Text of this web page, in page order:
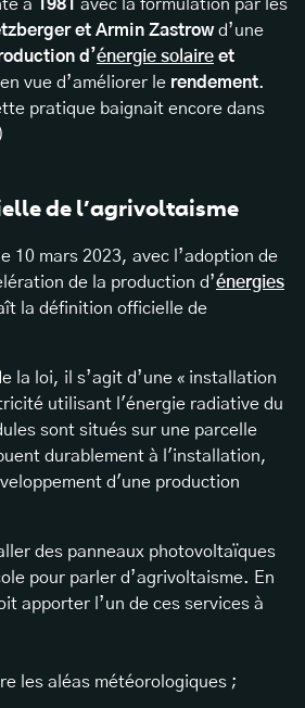
à 1981 avec la formulation par les
et Armin Zastrowd’une
d’énergie solaire et
en vue d’améliorer le rendement.
pratique baignait encore dans
de l’agrivoltaisme
10 mars 2023, avec l’adoption de
de la production d’énergies
la définition officielle de
la loi, il s’agit d’une « installation
utilisant l'énergie radiative du
sont situés sur une parcelle
durablement à l'installation,
d'une production
des panneaux photovoltaïques
pour parler d’agrivoltaisme. En
apporter l’un de ces services à
les aléas météorologiques ;